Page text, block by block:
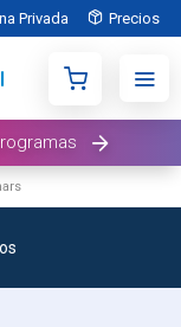
Privada Precios